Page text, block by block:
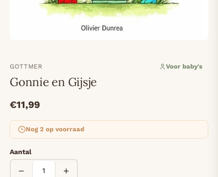
GOTTMER Voor baby's
Gonnie en Gijsje
€11,99
Nog 2 op voorraad
Aantal
− +